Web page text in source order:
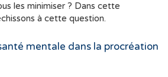
les minimiser ? Dans cette
à cette question.
dans la procréation